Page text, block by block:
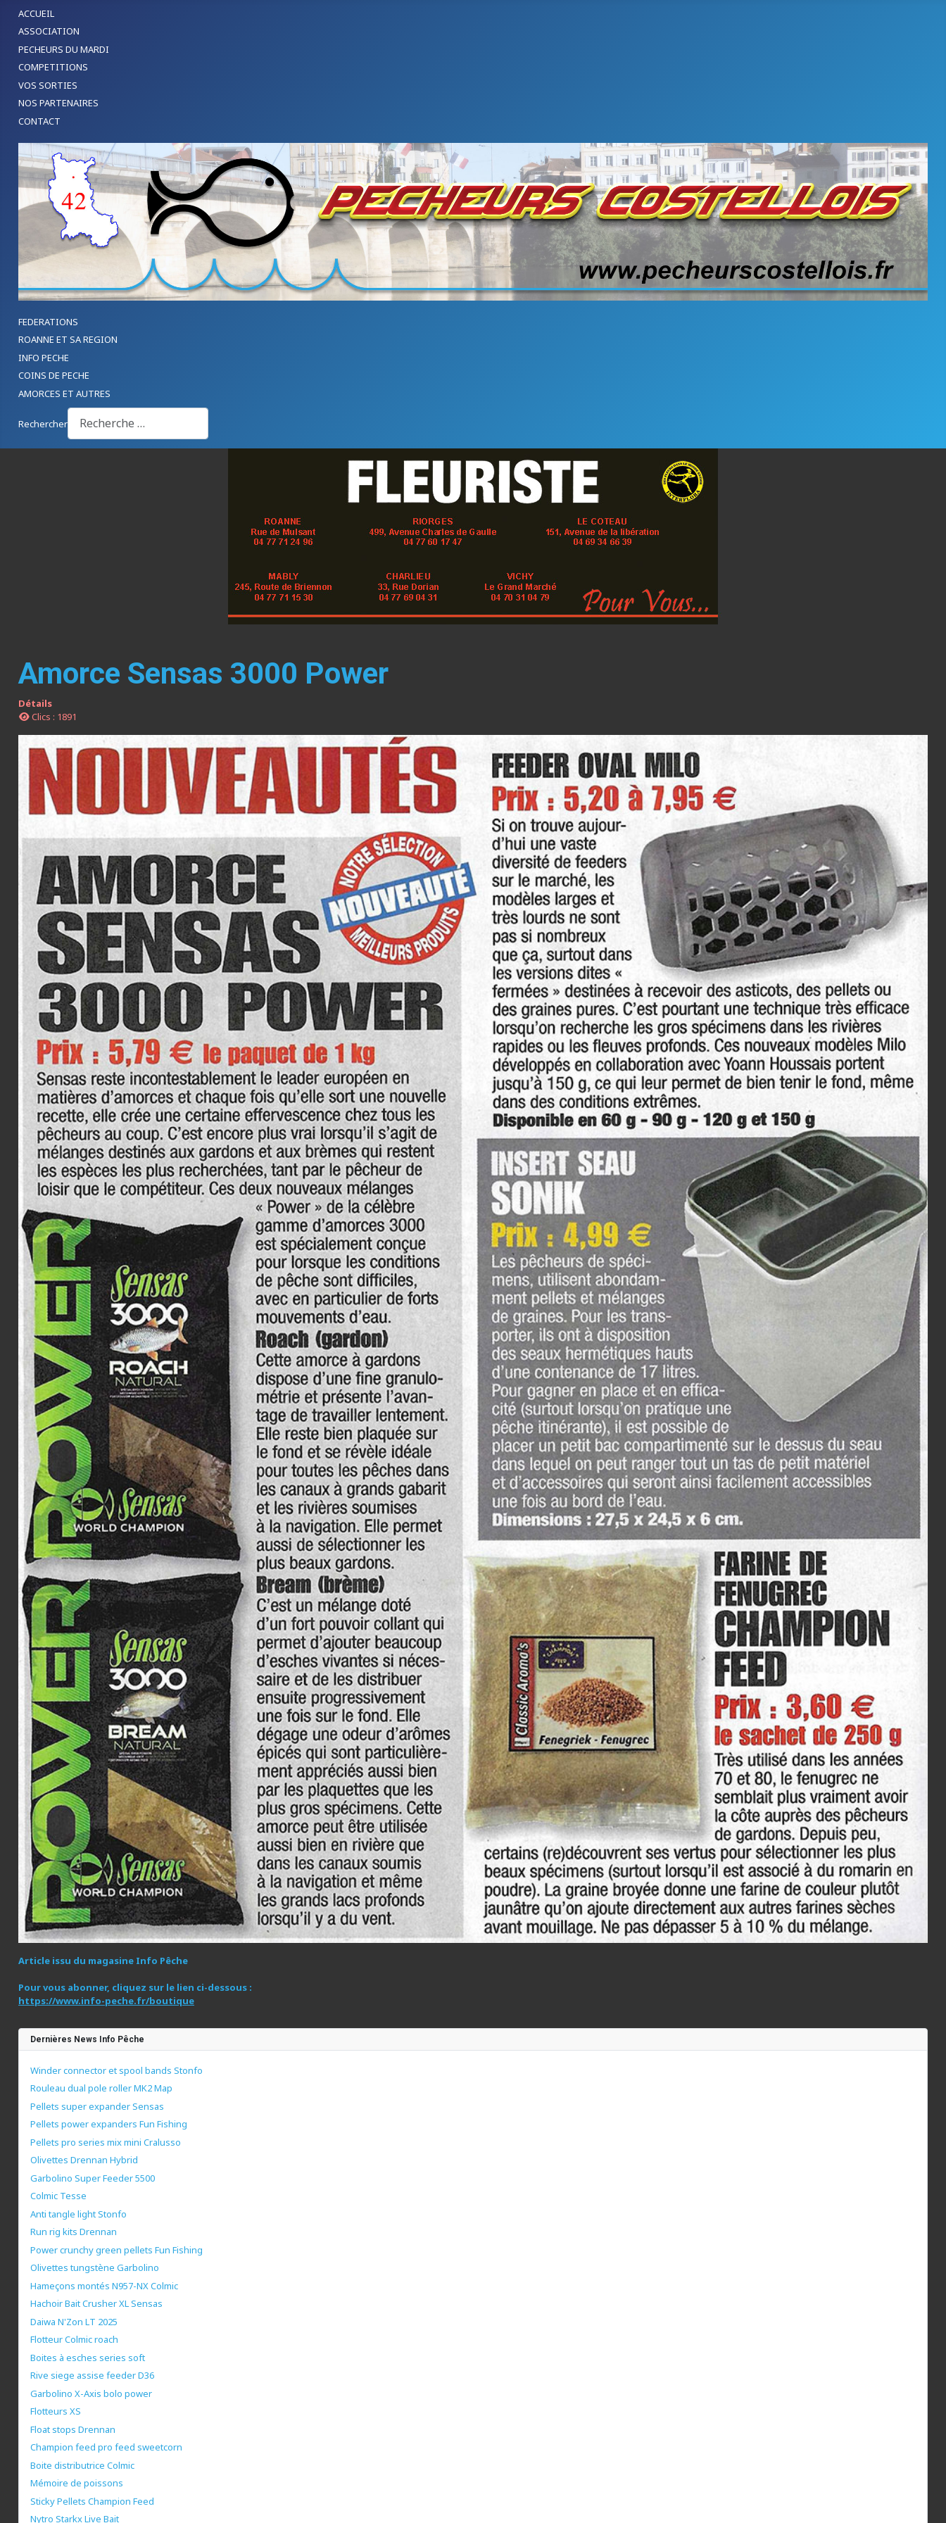
ACCUEIL
ASSOCIATION
PECHEURS DU MARDI
COMPETITIONS
VOS SORTIES
NOS PARTENAIRES
CONTACT
FEDERATIONS
ROANNE ET SA REGION
INFO PECHE
COINS DE PECHE
AMORCES ET AUTRES
Rechercher
Amorce Sensas 3000 Power
Détails
Clics : 1891
Article issu du magasine Info Pêche
Pour vous abonner, cliquez sur le lien ci-dessous :
https://www.info-peche.fr/boutique
Dernières News Info Pêche
Winder connector et spool bands Stonfo
Rouleau dual pole roller MK2 Map
Pellets super expander Sensas
Pellets power expanders Fun Fishing
Pellets pro series mix mini Cralusso
Olivettes Drennan Hybrid
Garbolino Super Feeder 5500
Colmic Tesse
Anti tangle light Stonfo
Run rig kits Drennan
Power crunchy green pellets Fun Fishing
Olivettes tungstène Garbolino
Hameçons montés N957-NX Colmic
Hachoir Bait Crusher XL Sensas
Daiwa N'Zon LT 2025
Flotteur Colmic roach
Boites à esches series soft
Rive siege assise feeder D36
Garbolino X-Axis bolo power
Flotteurs XS
Float stops Drennan
Champion feed pro feed sweetcorn
Boite distributrice Colmic
Mémoire de poissons
Sticky Pellets Champion Feed
Nytro Starkx Live Bait